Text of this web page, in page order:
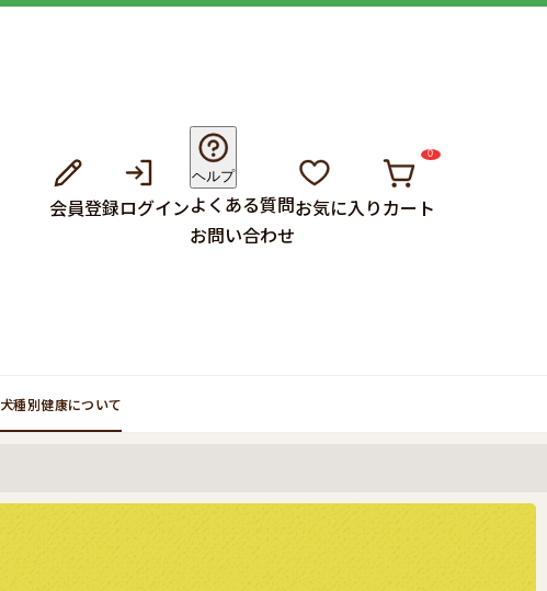
会員登録ログイン
ヘルプ
よくある質問
お問い合わせ
お気に入りカート
0
犬種別健康について